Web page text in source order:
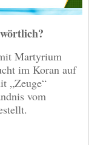
Martyrium
im Koran auf
„Zeuge“
vom